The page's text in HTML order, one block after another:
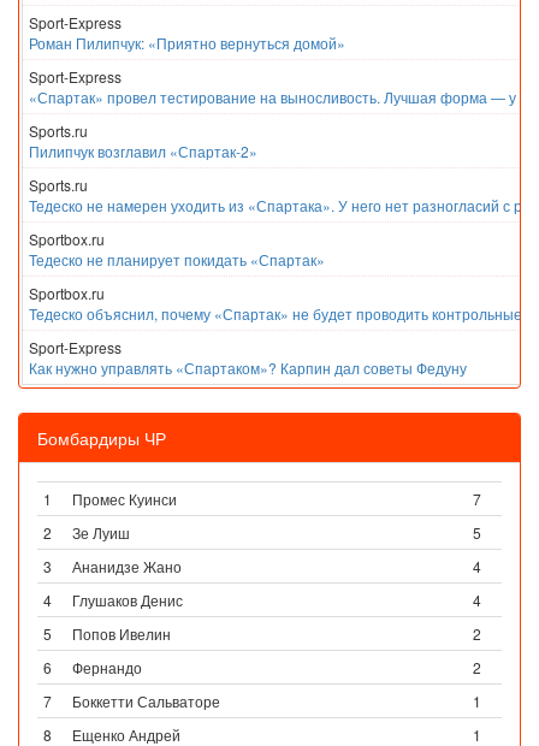
Sport-Express
Роман Пилипчук: «Приятно вернуться домой»
Sport-Express
«Спартак» провел тестирование на выносливость. Лучшая форма — у
Sports.ru
Пилипчук возглавил «Спартак-2»
Sports.ru
Тедеско не намерен уходить из «Спартака». У него нет разногласий с
Sportbox.ru
Тедеско не планирует покидать «Спартак»
Sportbox.ru
Тедеско объяснил, почему «Спартак» не будет проводить контрольные
Sport-Express
Как нужно управлять «Спартаком»? Карпин дал советы Федуну
Бомбардиры ЧР
1 Промес Куинси
7
2
Зе Луиш
5
3
Ананидзе Жано
4
4
Глушаков Денис
4
5
Попов Ивелин
2
6
Фернандо
2
7
Боккетти Сальваторе
1
8
Ещенко Андрей
1